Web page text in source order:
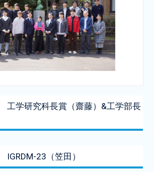
Previous
post:
工学研究科長賞（齋藤）&工学部長
post:
IGRDM-23（笠田）